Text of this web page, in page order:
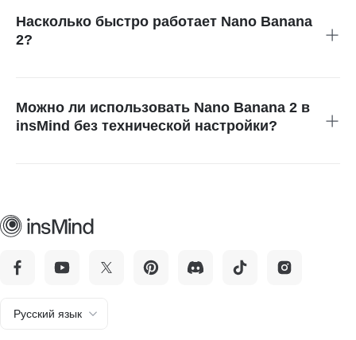
визуального повествования и разработки сторибордов.
Насколько быстро работает Nano Banana
2?
сохраняя высокую визуальную точность.
Можно ли использовать Nano Banana 2 в
insMind без технической настройки?
Русский язык